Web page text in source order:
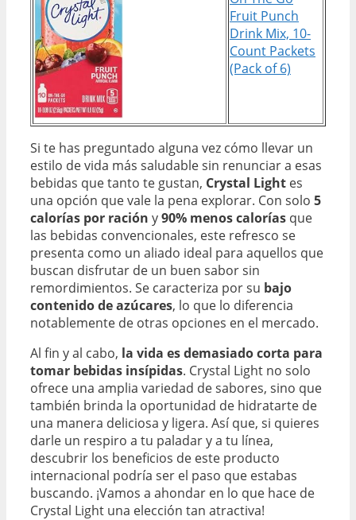
Fruit Punch
Drink Mix, 10-
Count Packets
(Pack of 6)
Si te has preguntado alguna vez cómo llevar un
estilo de vida más saludable sin renunciar a esas
bebidas que tanto te gustan, Crystal Light es
una opción que vale la pena explorar. Con solo 5
calorías por ración y90% menos calorías que
las bebidas convencionales, este refresco se
presenta como un aliado ideal para aquellos que
buscan disfrutar de un buen sabor sin
remordimientos. Se caracteriza por su bajo
contenido de azúcares, lo que lo diferencia
notablemente de otras opciones en el mercado.
Al fin y al cabo, la vida es demasiado corta para
tomar bebidas insípidas. Crystal Light no solo
ofrece una amplia variedad de sabores, sino que
también brinda la oportunidad de hidratarte de
una manera deliciosa y ligera. Así que, si quieres
darle un respiro a tu paladar y a tu línea,
descubrir los beneficios de este producto
internacional podría ser el paso que estabas
buscando. ¡Vamos a ahondar en lo que hace de
Crystal Light una elección tan atractiva!